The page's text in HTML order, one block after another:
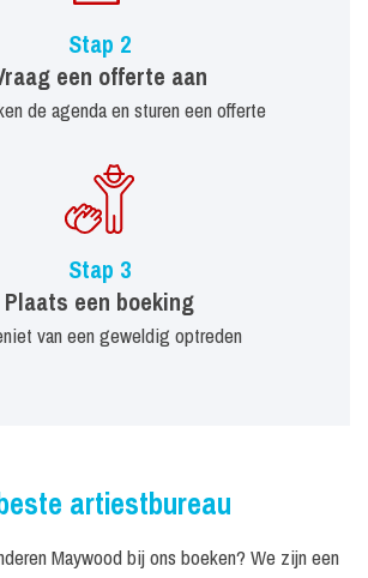
Stap 2
een offerte aan
de agenda en sturen een offerte
Stap 3
Plaats een boeking
van een geweldig optreden
artiestbureau
Maywood bij ons boeken? We zijn een